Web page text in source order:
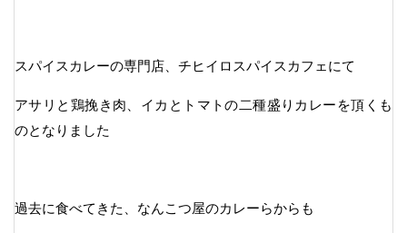
スパイスカレーの専門店、チヒイロスパイスカフェにて
アサリと鶏挽き肉、イカとトマトの二種盛りカレーを頂くも
のとなりました
過去に食べてきた、なんこつ屋のカレーらからも